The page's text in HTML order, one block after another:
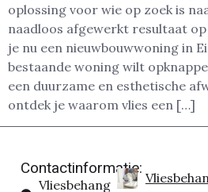
oplossing voor wie op zoek is
naadloos afgewerkt resultaat
je nu een nieuwbouwwoning in
bestaande woning wilt
een duurzame en esthetische
ontdek je waarom vlies een […]
Contactinformatie:
Vliesbehang